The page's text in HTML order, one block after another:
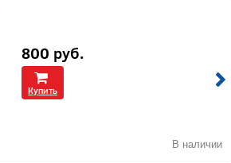
800 руб.
Купить
В наличии